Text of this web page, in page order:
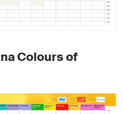
Colours of